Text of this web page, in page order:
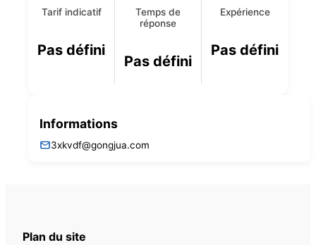
Tarif indicatif
Pas défini
Temps de
réponse
Pas défini
Expérience
Pas défini
Informations
3xkvdf@gongjua.com
Plan du site